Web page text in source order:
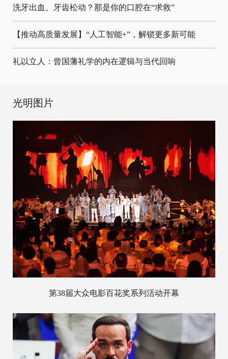
洗牙出血、牙齿松动？那是你的口腔在“求救”
【推动高质量发展】“人工智能+”，解锁更多新可能
礼以立人：曾国藩礼学的内在逻辑与当代回响
光明图片
第38届大众电影百花奖系列活动开幕